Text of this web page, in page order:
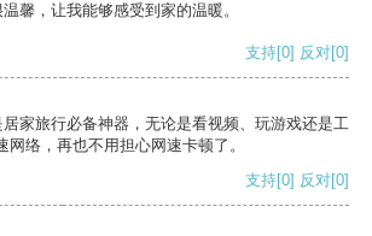
馨，让我能够感受到家的温暖。
支持[0] 反对[0]
家旅行必备神器，无论是看视频、玩游戏还是工
络，再也不用担心网速卡顿了。
支持[0] 反对[0]